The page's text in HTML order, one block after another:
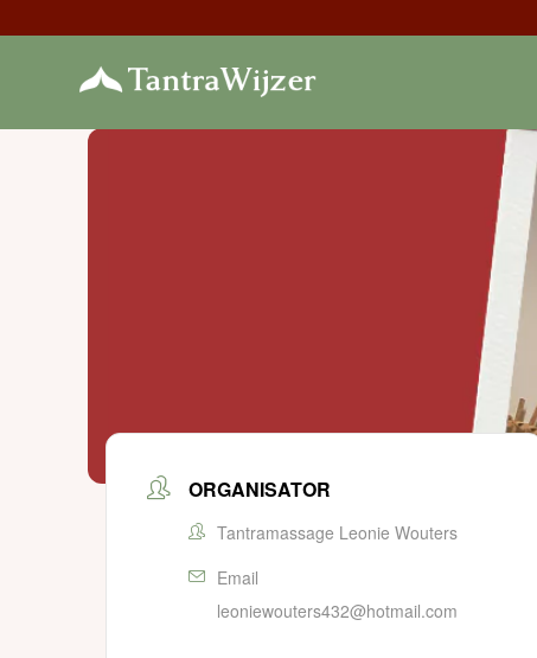
ORGANISATOR
Tantramassage Leonie Wouters
Email
leoniewouters432@hotmail.com